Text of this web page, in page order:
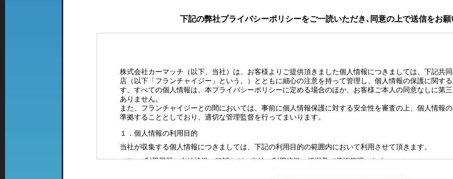
下記の弊社プライバシーポリシーをご一読いただき､同意の上で送信をお
株式会社カーマッチ（以下、当社）は、お客様よりご提供頂きました個人情報につきましては、下記共
店（以下「フランチャイジー」という。）とともに細心の注意を持って管理し、個人情報の保護に関す
す。すべての個人情報は、本プライバシーポリシーに定める場合のほか、お客様ご本人の同意なしに第
ありません。
また、フランチャイジーとの間においては、事前に個人情報保護に対する安全性を審査の上、個人情報
準拠することとしており、適切な管理監督を行ってまいります。
１．個人情報の利用目的
当社が収集する個人情報につきましては、下記の利用目的の範囲内において利用させて頂きます。
（1）ご利用履歴・支払状況の確認など、当社の利用状況の把握及び債権管理のため